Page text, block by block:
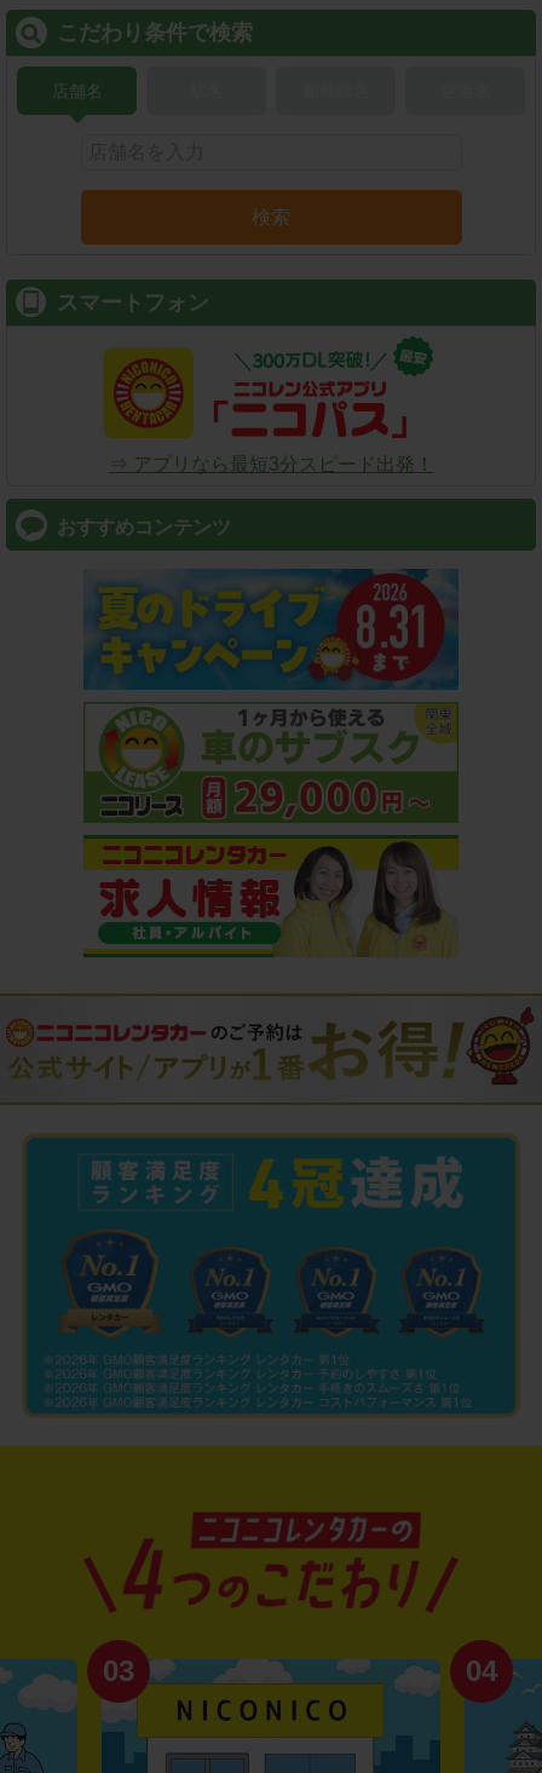
こだわり条件で検索
店舗名
検索
スマートフォン
⇒ アプリなら最短3分スピード出発！
おすすめコンテンツ
03 04